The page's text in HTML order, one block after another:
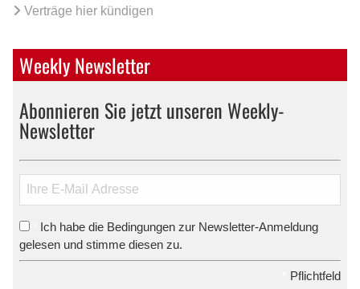
Verträge hier kündigen
Weekly Newsletter
Abonnieren Sie jetzt unseren Weekly-
Newsletter
Ich habe die Bedingungen zur Newsletter-Anmeldung
gelesen und stimme diesen zu.
Pflichtfeld